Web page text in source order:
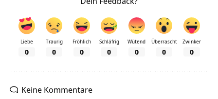
Liebe
0
Traurig
0
Fröhlich
0
Schläfrig
0
Wütend
0
Überrascht
0
Zwinker
0
Keine Kommentare